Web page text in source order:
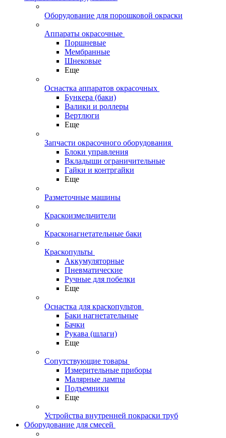
Оборудование для порошковой окраски
Аппараты окрасочные
Поршневые
Мембранные
Шнековые
Еще
Оснастка аппаратов окрасочных
Бункера (баки)
Валики и роллеры
Вертлюги
Еще
Запчасти окрасочного оборудования
Блоки управления
Вкладыши ограничительные
Гайки и контргайки
Еще
Разметочные машины
Краскоизмельчители
Красконагнетательные баки
Краскопульты
Аккумуляторные
Пневматические
Ручные для побелки
Еще
Оснастка для краскопультов
Баки нагнетательные
Бачки
Рукава (шлаги)
Еще
Сопутствующие товары
Измерительные приборы
Малярные лампы
Подъемники
Еще
Устройства внутренней покраски труб
Оборудование для смесей